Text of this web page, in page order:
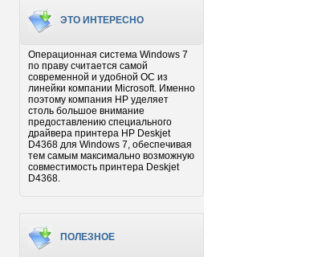
ЭТО ИНТЕРЕСНО
Операционная система Windows 7
по праву считается самой
современной и удобной ОС из
линейки компании Microsoft. Именно
поэтому компания HP уделяет
столь большое внимание
предоставлению специального
драйвера принтера HP Deskjet
D4368 для Windows 7, обеспечивая
тем самым максимально возможную
совместимость принтера Deskjet
D4368.
ПОЛЕЗНОЕ